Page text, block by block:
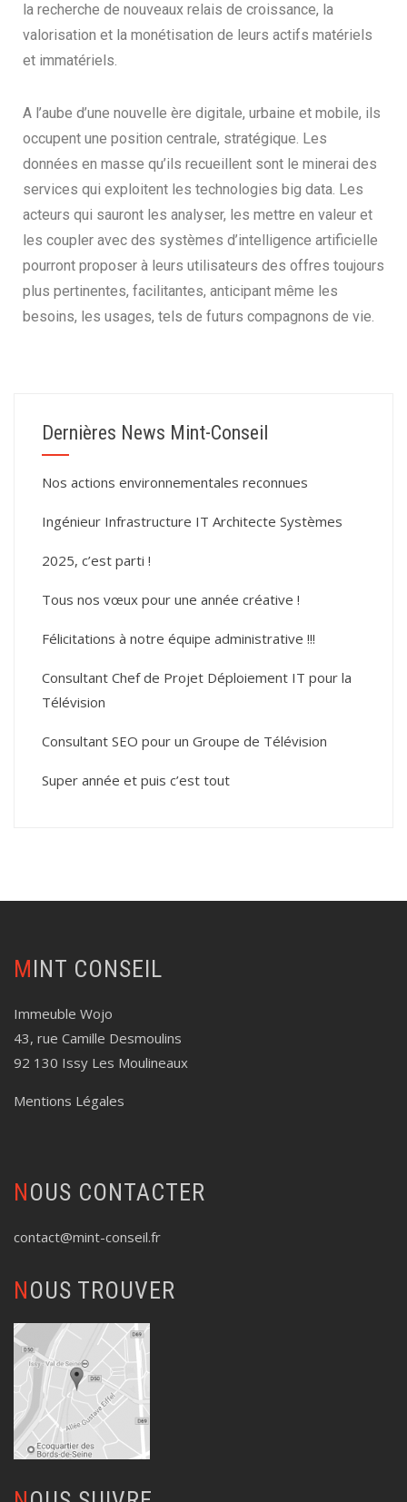
la recherche de nouveaux relais de croissance, la
valorisation et la monétisation de leurs actifs matériels
et immatériels.
A l’aube d’une nouvelle ère digitale, urbaine et mobile, ils
occupent une position centrale, stratégique. Les
données en masse qu’ils recueillent sont le minerai des
services qui exploitent les technologies big data. Les
acteurs qui sauront les analyser, les mettre en valeur et
les coupler avec des systèmes d’intelligence artificielle
pourront proposer à leurs utilisateurs des offres toujours
plus pertinentes, facilitantes, anticipant même les
besoins, les usages, tels de futurs compagnons de vie.
Dernières News Mint-Conseil
Nos actions environnementales reconnues
Ingénieur Infrastructure IT Architecte Systèmes
2025, c’est parti !
Tous nos vœux pour une année créative !
Félicitations à notre équipe administrative !!!
Consultant Chef de Projet Déploiement IT pour la
Télévision
Consultant SEO pour un Groupe de Télévision
Super année et puis c’est tout
MINT CONSEIL
Immeuble Wojo
43, rue Camille Desmoulins
92 130 Issy Les Moulineaux
Mentions Légales
NOUS CONTACTER
contact@mint-conseil.fr
NOUS TROUVER